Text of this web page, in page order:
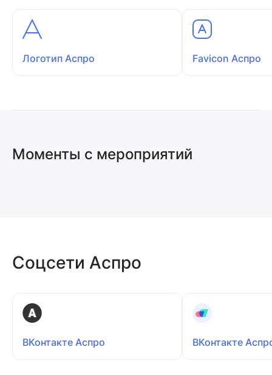
Логотип Аспро Favicon Аспро
Моменты с мероприятий
Соцсети Аспро
ВКонтакте Аспро ВКонтакте